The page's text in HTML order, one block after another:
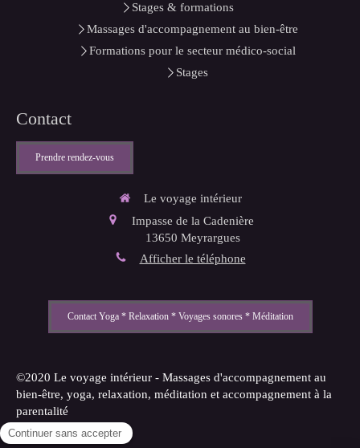
Stages & formations
Massages d'accompagnement au bien-être
Formations pour le secteur médico-social
Stages
Contact
Prendre rendez-vous
Le voyage intérieur
Impasse de la Cadenière
13650 Meyrargues
Afficher le téléphone
Contact Yoga * Relaxation * Voyages sonores * Méditation
©2020 Le voyage intérieur - Massages d'accompagnement au
bien-être, yoga, relaxation, méditation et accompagnement à la
parentalité